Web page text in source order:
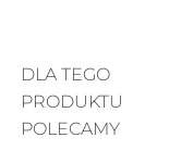
DLA TEGO
PRODUKTU
POLECAMY